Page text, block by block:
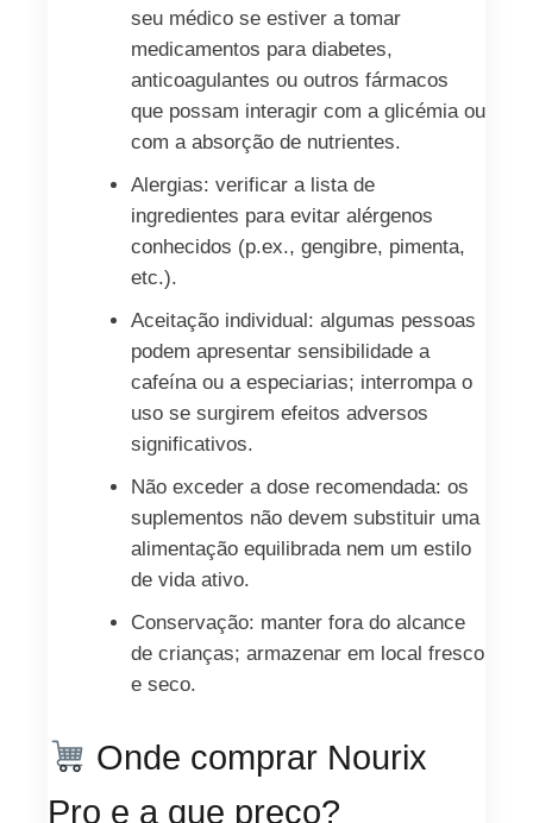
seu médico se estiver a tomar
medicamentos para diabetes,
anticoagulantes ou outros fármacos
que possam interagir com a glicémia ou
com a absorção de nutrientes.
Alergias: verificar a lista de
ingredientes para evitar alérgenos
conhecidos (p.ex., gengibre, pimenta,
etc.).
Aceitação individual: algumas pessoas
podem apresentar sensibilidade a
cafeína ou a especiarias; interrompa o
uso se surgirem efeitos adversos
significativos.
Não exceder a dose recomendada: os
suplementos não devem substituir uma
alimentação equilibrada nem um estilo
de vida ativo.
Conservação: manter fora do alcance
de crianças; armazenar em local fresco
e seco.
Onde comprar Nourix
Pro e a que preço?